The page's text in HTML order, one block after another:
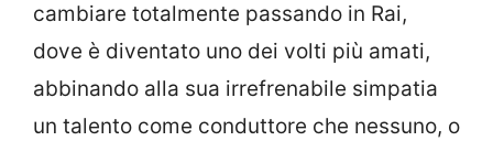
cambiare totalmente passando in Rai,
dove è diventato uno dei volti più amati,
abbinando alla sua irrefrenabile simpatia
un talento come conduttore che nessuno, o